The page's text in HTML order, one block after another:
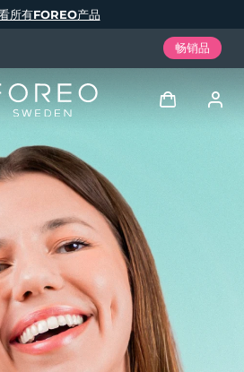
所有FOREO产品
畅销品
我的订单
我的地址
Tech Elixir
Español
Português
Русский
中文 繁體中文